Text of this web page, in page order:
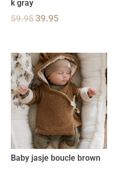
k gray
59.9539.95
Baby jasje boucle brown